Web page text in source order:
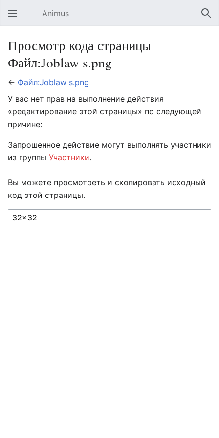
Открыть главное меню Animus
Просмотр кода страницы
Файл:Joblaw s.png
← Файл:Joblaw s.png
У вас нет прав на выполнение действия
«редактирование этой страницы» по следующей
причине:
Запрошенное действие могут выполнять участники
из группы Участники.
Вы можете просмотреть и скопировать исходный
код этой страницы.